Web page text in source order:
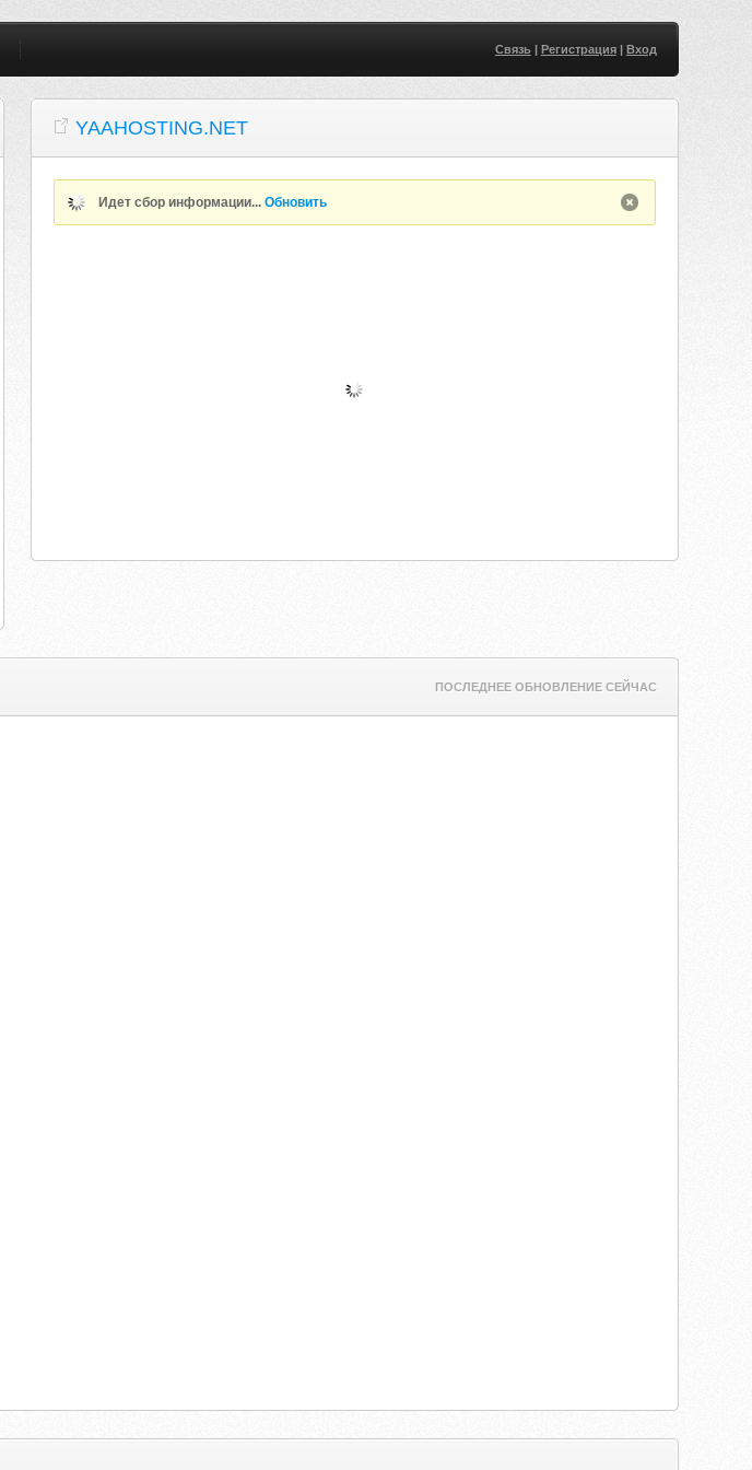
Связь| Регистрация| Вход
YAAHOSTING.NET
Идет сбор информации...Обновить
ПОСЛЕДНЕЕ ОБНОВЛЕНИЕ СЕЙЧАС